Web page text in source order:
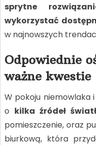
sprytne
wykorzystać
w najnowszych
Odpowiednie
ważne kwestie
W pokoju niemowlaka
o kilka źródeł
pomieszczenie, oraz
biurkową, która